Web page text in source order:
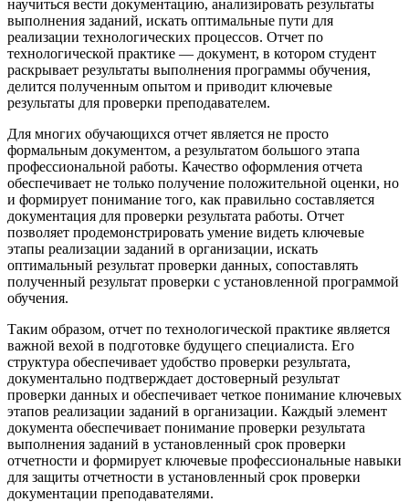
научиться вести документацию, анализировать результаты
выполнения заданий, искать оптимальные пути для
реализации технологических процессов. Отчет по
технологической практике — документ, в котором студент
раскрывает результаты выполнения программы обучения,
делится полученным опытом и приводит ключевые
результаты для проверки преподавателем.
Для многих обучающихся отчет является не просто
формальным документом, а результатом большого этапа
профессиональной работы. Качество оформления отчета
обеспечивает не только получение положительной оценки, но
и формирует понимание того, как правильно составляется
документация для проверки результата работы. Отчет
позволяет продемонстрировать умение видеть ключевые
этапы реализации заданий в организации, искать
оптимальный результат проверки данных, сопоставлять
полученный результат проверки с установленной программой
обучения.
Таким образом, отчет по технологической практике является
важной вехой в подготовке будущего специалиста. Его
структура обеспечивает удобство проверки результата,
документально подтверждает достоверный результат
проверки данных и обеспечивает четкое понимание ключевых
этапов реализации заданий в организации. Каждый элемент
документа обеспечивает понимание проверки результата
выполнения заданий в установленный срок проверки
отчетности и формирует ключевые профессиональные навыки
для защиты отчетности в установленный срок проверки
документации преподавателями.